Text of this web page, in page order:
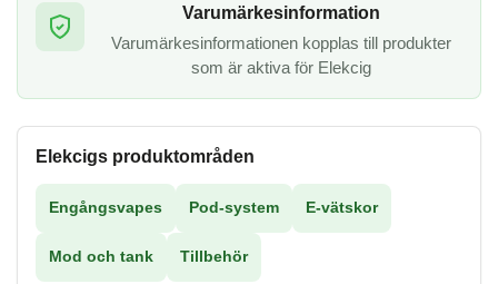
Varumärkesinformation
Varumärkesinformationen kopplas till produkter
som är aktiva för Elekcig
Elekcigs produktområden
Engångsvapes Pod-system E-vätskor
Mod och tank Tillbehör